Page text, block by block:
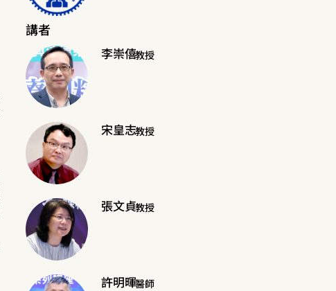
講者
李崇僖教授
宋皇志教授
張文貞教授
許明暉醫師